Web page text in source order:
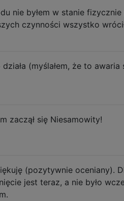
nie byłem w stanie
czynności wszystko
(myślałem, że to awaria
zaczął się Niesamowity!
(pozytywnie oceniany).
jest teraz, a nie było